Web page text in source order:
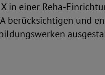
in einer Reha-
berücksichtigen und